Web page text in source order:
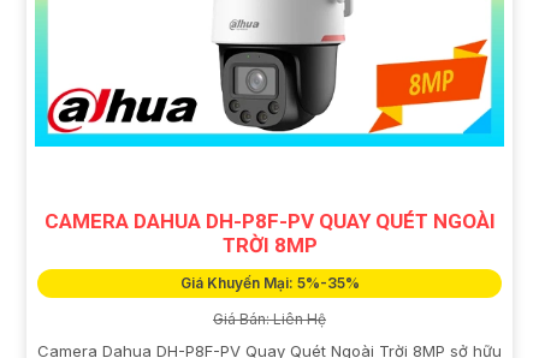
CAMERA DAHUA DH-P8F-PV QUAY QUÉT NGOÀI
TRỜI 8MP
Giá Khuyến Mại: 5%-35%
Giá Bán: Liên Hệ
Camera Dahua DH-P8F-PV Quay Quét Ngoài Trời 8MP sở hữu